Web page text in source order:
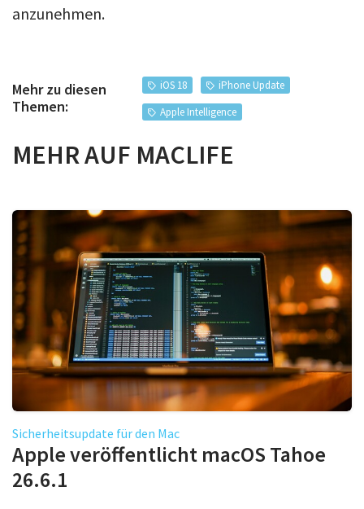
anzunehmen.
Mehr zu diesen
Themen:
iOS 18
iPhone Update
Apple Intelligence
MEHR AUF MACLIFE
Sicherheitsupdate für den Mac
Apple veröffentlicht macOS Tahoe
26.6.1